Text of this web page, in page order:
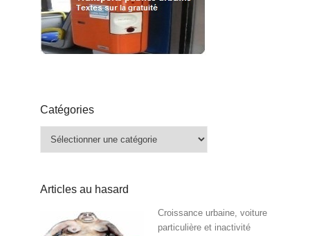
Catégories
Catégories
Articles au hasard
Croissance urbaine, voiture
particulière et inactivité